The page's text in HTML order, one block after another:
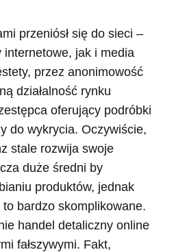
przeniósł się do sieci –
jak i media
przez anonimowość
działalność rynku
oferujący podróbki
do wykrycia. Oczywiście,
stale rozwija swoje
duże średni by
produktów, jednak
bardzo skomplikowane.
handel detaliczny online
fałszywymi. Fakt,